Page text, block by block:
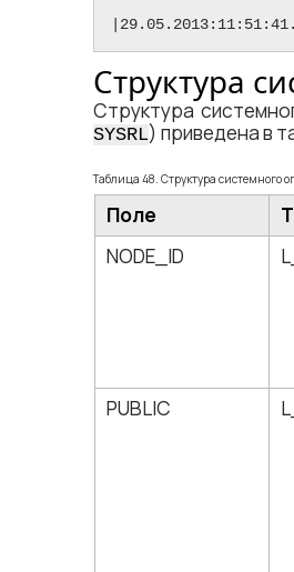
Структура
Структура
SYSRL) приведена в
Таблица 48. Структура системного
Поле
NODE_ID
PUBLIC